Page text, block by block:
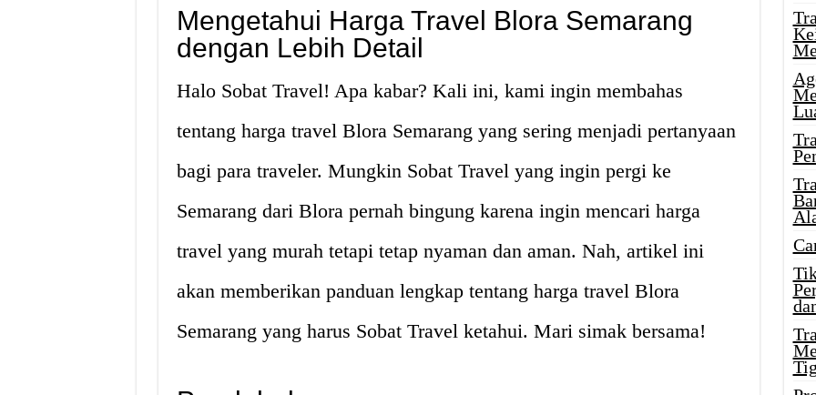
Mengetahui Harga Travel Blora Semarang
dengan Lebih Detail
Halo Sobat Travel! Apa kabar? Kali ini, kami ingin membahas
tentang harga travel Blora Semarang yang sering menjadi pertanyaan
bagi para traveler. Mungkin Sobat Travel yang ingin pergi ke
Semarang dari Blora pernah bingung karena ingin mencari harga
travel yang murah tetapi tetap nyaman dan aman. Nah, artikel ini
akan memberikan panduan lengkap tentang harga travel Blora
Semarang yang harus Sobat Travel ketahui. Mari simak bersama!